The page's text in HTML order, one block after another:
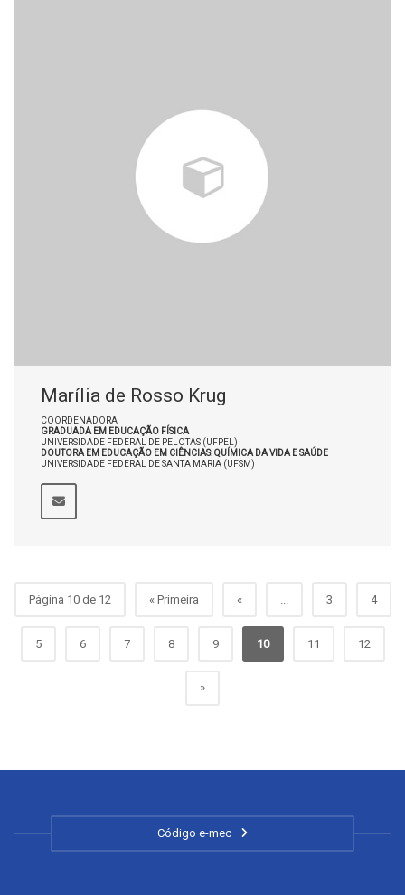
Marília de Rosso Krug
COORDENADORA
GRADUADA EM EDUCAÇÃO FÍSICA
UNIVERSIDADE FEDERAL DE PELOTAS (UFPEL)
DOUTORA EM EDUCAÇÃO EM CIÊNCIAS: QUÍMICA DA VIDA E SAÚDE
UNIVERSIDADE FEDERAL DE SANTA MARIA (UFSM)
Página 10 de 12 « Primeira « 3 4
5 6 7 8 9 10 11 12
»
Código e-mec